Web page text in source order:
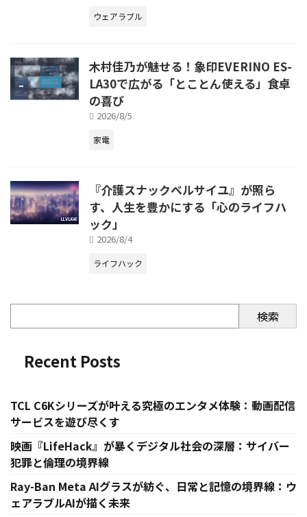
ウェアラブル
木村佳乃が魅せる！象印EVERINO ES-
LA30で広がる「とことん使える」食卓
の喜び
2026/8/5
家電
『介護スナックベルサイユ』が照ら
す、人生を豊かにする「心のライフハ
ック」
2026/8/4
ライフハック
検索
Recent Posts
TCL C6Kシリーズが叶える究極のエンタメ体験：動画配信
サービスを遊び尽くす
映画『LifeHack』が暴くデジタル社会の深層：サイバー
犯罪と倫理の境界線
Ray-Ban Meta AIグラスが紡ぐ、日常と記憶の境界線：ウ
ェアラブルAIが描く未来